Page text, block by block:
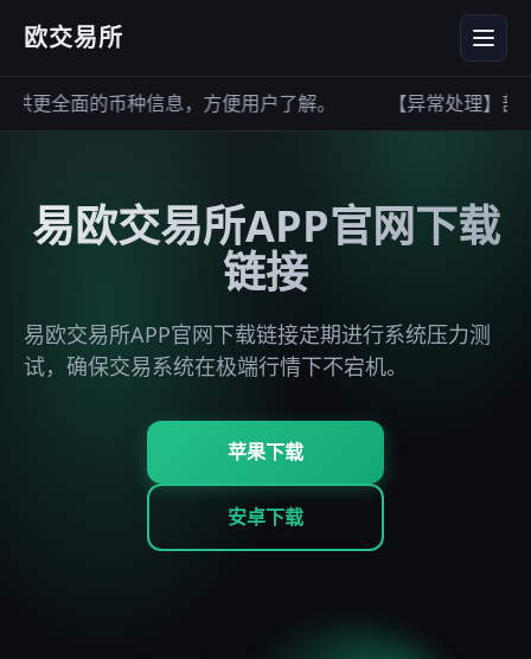
欧交易所
全面的币种信息，方便用户了解。 【异常处理】部
易欧交易所APP官网下载
链接
易欧交易所APP官网下载链接定期进行系统压力测
试，确保交易系统在极端行情下不宕机。
苹果下载
安卓下载